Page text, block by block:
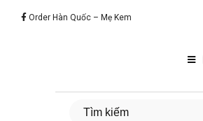
Order Hàn Quốc – Mẹ Kem